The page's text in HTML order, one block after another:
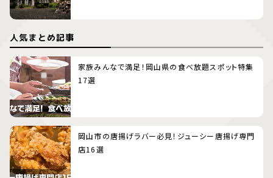
人気まとめ記事
家族みんなで満足！岡山県の食べ放題スポット特集
17選
岡山市の唐揚げラバー必見！ジューシー唐揚げ専門
店16選